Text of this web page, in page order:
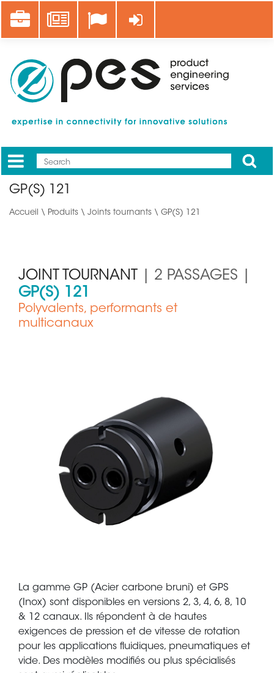
au
contenu
Career News Se connecter
Mobile
Main
Apply
GP(S) 121
Accueil \ Produits \ Joints tournants \ GP(S) 121
JOINT TOURNANT
| 2 PASSAGES |
GP(S) 121
Polyvalents, performants et
multicanaux
La gamme GP (Acier carbone bruni) et GPS
(Inox) sont disponibles en versions 2, 3, 4, 6, 8, 10
& 12 canaux. Ils répondent à de hautes
exigences de pression et de vitesse de rotation
pour les applications fluidiques, pneumatiques et
vide. Des modèles modifiés ou plus spécialisés